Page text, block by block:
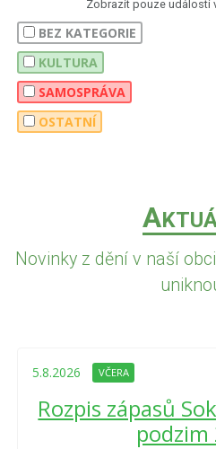
Zobrazit pouze události
BEZ KATEGORIE
KULTURA
SAMOSPRÁVA
OSTATNÍ
A
Novinky z dění v naší
5.8.2026 VČERA
Rozpis zápasů
podzim